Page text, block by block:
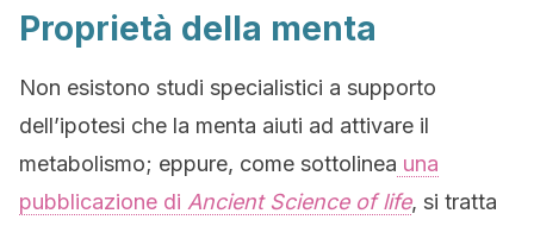
Proprietà della menta
Non esistono studi specialistici a supporto
dell’ipotesi che la menta aiuti ad attivare il
metabolismo; eppure, come sottolinea una
pubblicazione di Ancient Science of life, si tratta